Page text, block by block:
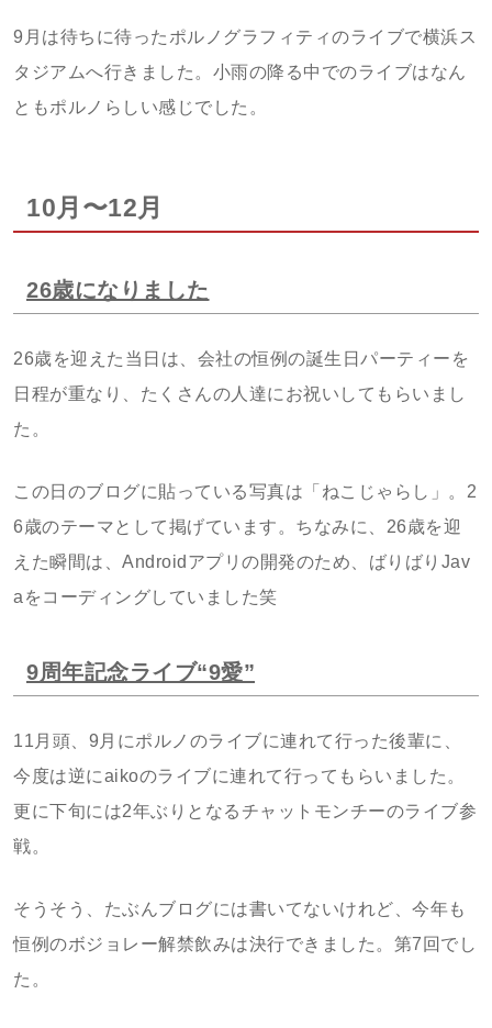
9月は待ちに待ったポルノグラフィティのライブで横浜ス
タジアムへ行きました。小雨の降る中でのライブはなん
ともポルノらしい感じでした。
10月〜12月
26歳になりました
26歳を迎えた当日は、会社の恒例の誕生日パーティーを
日程が重なり、たくさんの人達にお祝いしてもらいまし
た。
この日のブログに貼っている写真は「ねこじゃらし」。2
6歳のテーマとして掲げています。ちなみに、26歳を迎
えた瞬間は、Androidアプリの開発のため、ばりばりJav
aをコーディングしていました笑
9周年記念ライブ“9愛”
11月頭、9月にポルノのライブに連れて行った後輩に、
今度は逆にaikoのライブに連れて行ってもらいました。
更に下旬には2年ぶりとなるチャットモンチーのライブ参
戦。
そうそう、たぶんブログには書いてないけれど、今年も
恒例のボジョレー解禁飲みは決行できました。第7回でし
た。